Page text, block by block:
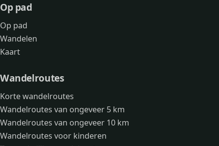
Op pad
Op pad
Wandelen
Kaart
Wandelroutes
Korte wandelroutes
Wandelroutes van ongeveer 5 km
Wandelroutes van ongeveer 10 km
Wandelroutes voor kinderen